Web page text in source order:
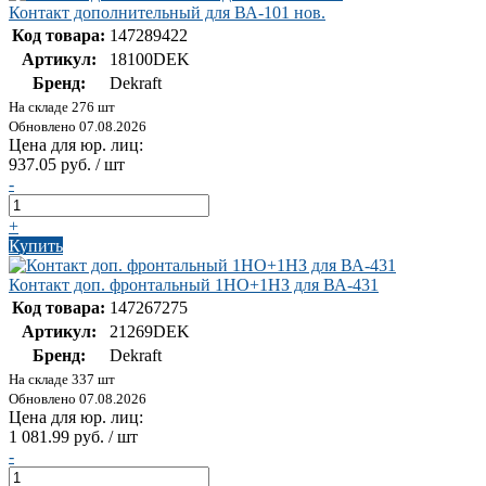
Контакт дополнительный для ВА-101 нов.
Код товара: 147289422
Артикул:
18100DEK
Бренд:
Dekraft
На складе 276 шт
Обновлено 07.08.2026
Цена для юр. лиц:
937.05 руб. / шт
-
+
Купить
Контакт доп. фронтальный 1НО+1НЗ для ВА-431
Код товара: 147267275
Артикул:
21269DEK
Бренд:
Dekraft
На складе 337 шт
Обновлено 07.08.2026
Цена для юр. лиц:
1 081.99 руб. / шт
-